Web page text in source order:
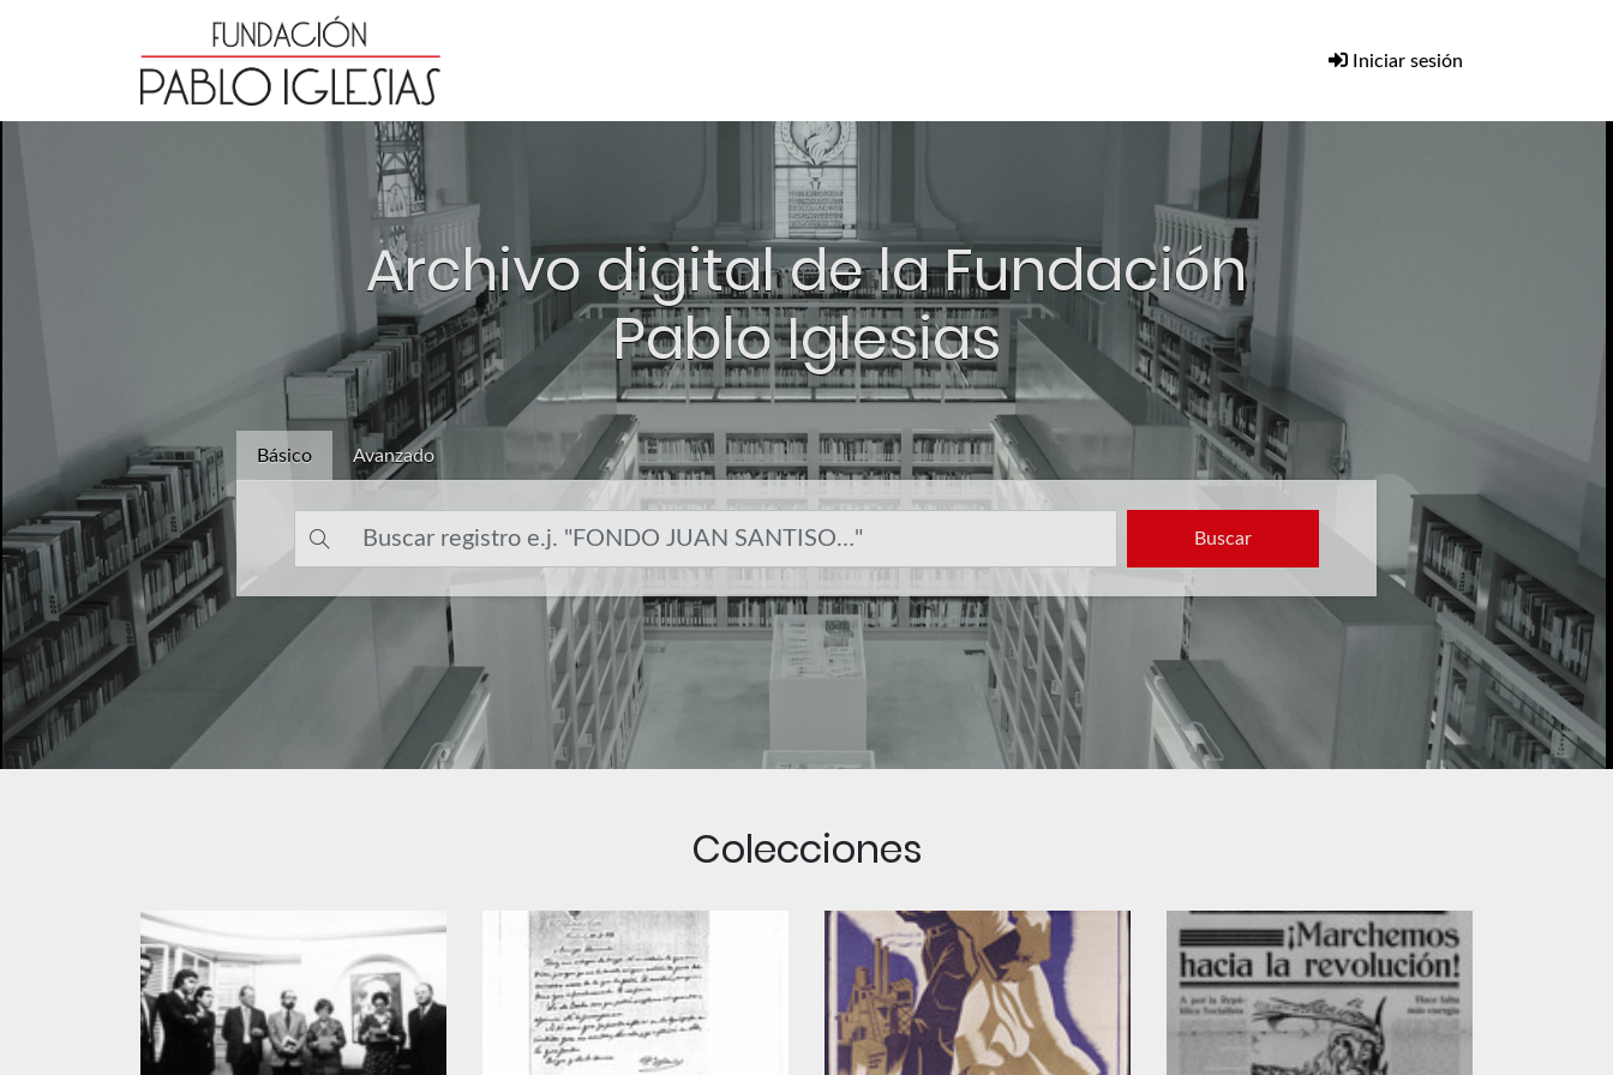
Iniciar sesión
Archivo digital de la Fundación
Pablo Iglesias
Básico Avanzado
Buscar
Colecciones